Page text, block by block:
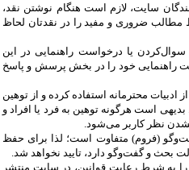
سایت، لازم است هنگام نوشتن نقد،
ضروری و مفید را در نقدتان لحاظ
یا درخواست راهنمایی در این
راهنمایی خود را در بخش پرسش و پاسخ
محترمانه استفاده کرده و از توهین
بدیهی است هرگونه توهین به فرد یا افراد و
نظر کاربر می‌شود.
(فروم) متفاوت است؛ لذا برای حفظ
بحث و گفت‌وگو دارد، تایید نخواهد شد.
به شرط رعایت قوانین، در سایت منتشر